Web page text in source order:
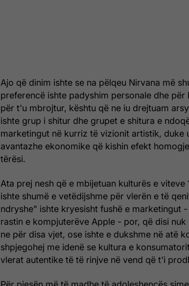
Ajo që dinim ishte se na pëlqeu Nirvana më
preferencë ishte padyshim personale dhe për
për t'u mbrojtur, kështu që ne iu drejtuam
ishte grup i shitur dhe grupet e shitura e
marketingut në kurriz të vizionit artistik, duke
avantazhe ekonomike që kishin efekt
tërësi.
Ata prej nesh që e mbijetuan kulturës e viteve
ishte shumë e vetëdijshme për vlerën e të
ndryshe" ishte kryesisht fushë e marketingut
rastin e kompjuterëve Apple - por, që disi nuk
ne për disa vjet, ose ishte e dukshme në atë
shpjegohej me idenë se kultura e
vlerat autentike të të rinjve në vend që t'i